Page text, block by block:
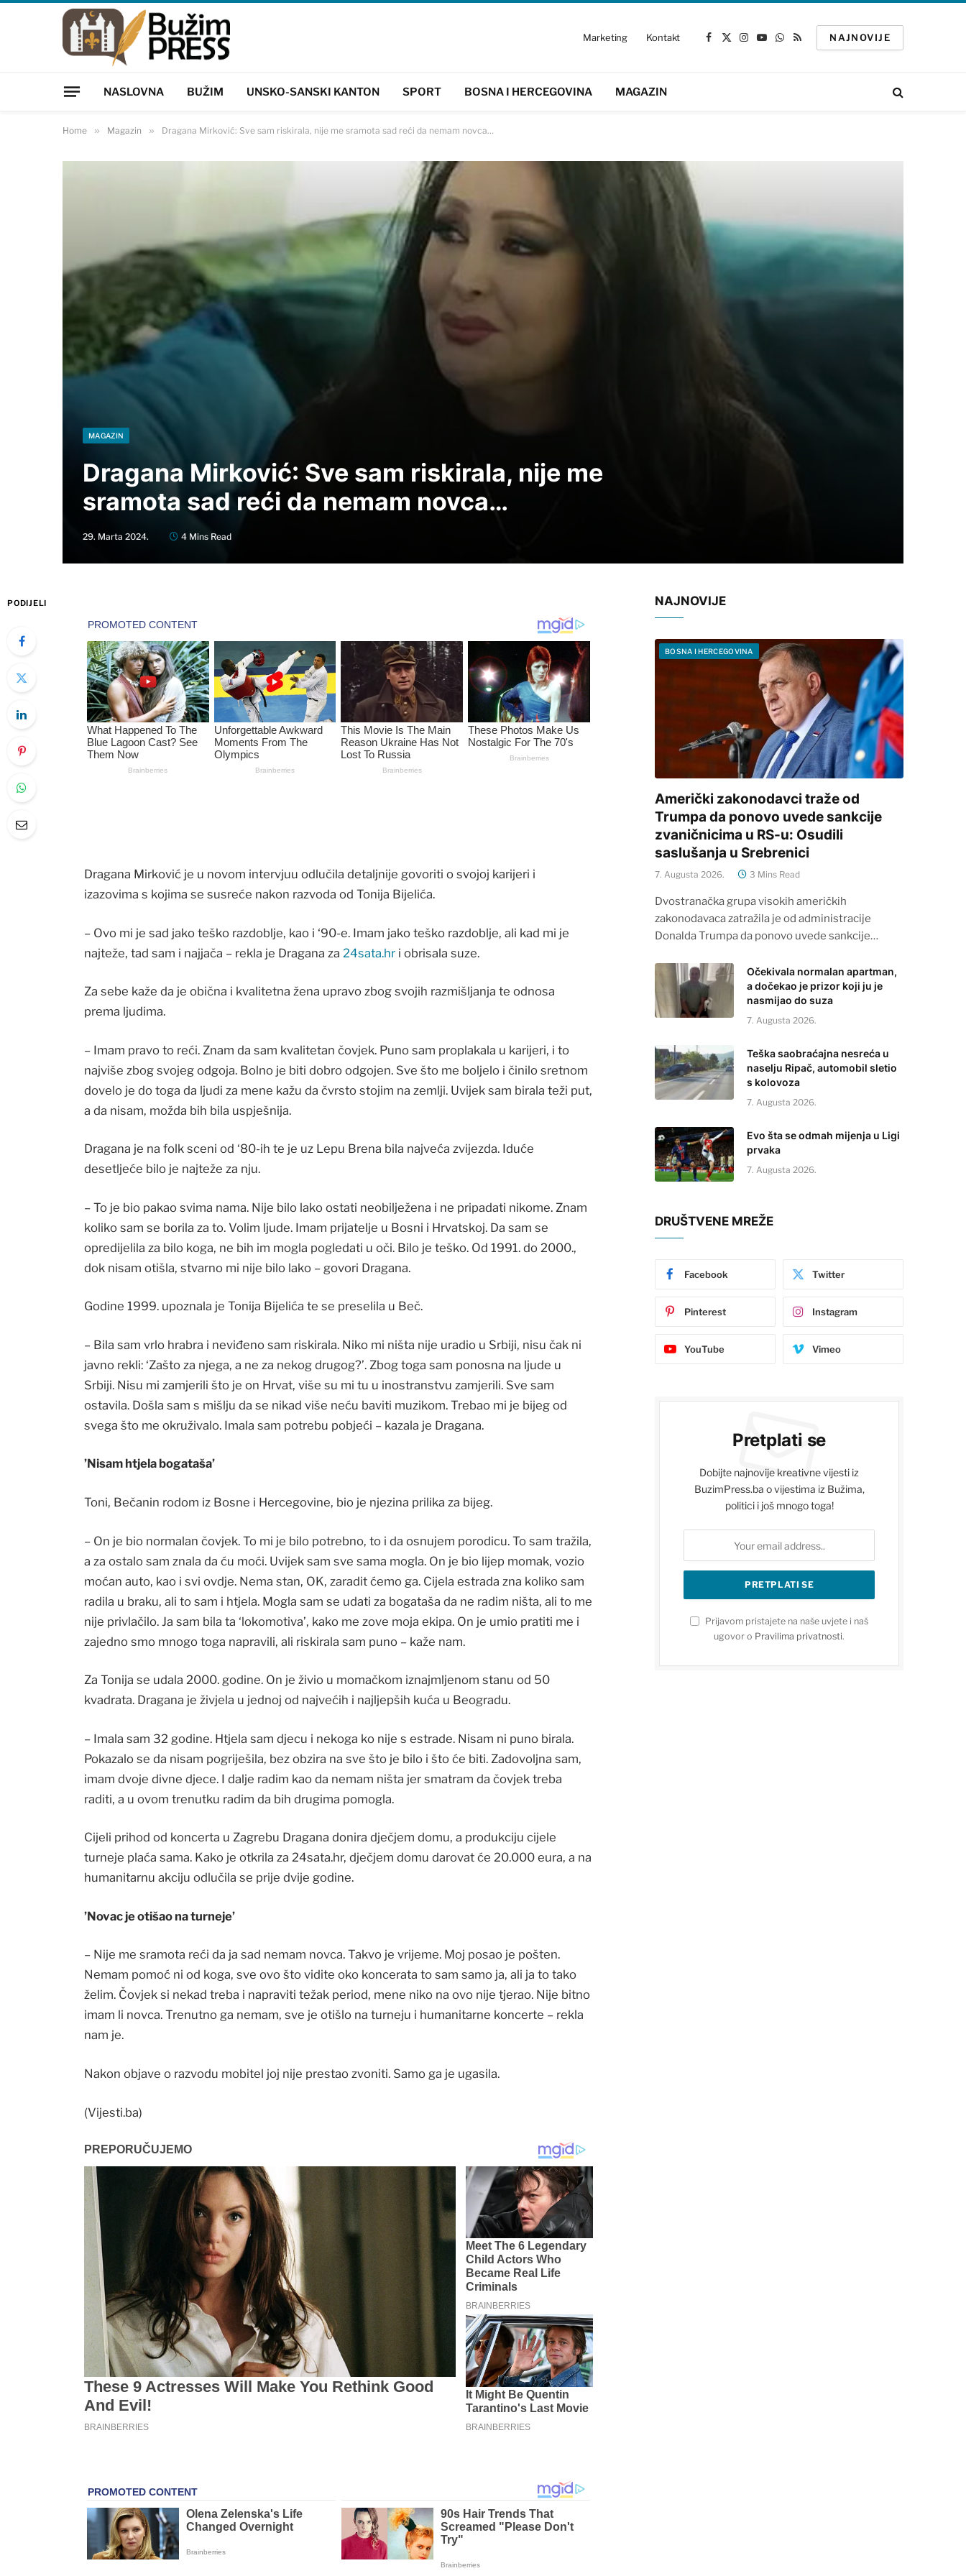
Marketing Kontakt
Facebook
X
Instagram
YouTube
WhatsApp
RSS
NAJNOVIJE
NASLOVNA BUŽIM UNSKO-SANSKI KANTON SPORT BOSNA I HERCEGOVINA MAGAZIN
Home » Magazin » Dragana Mirković: Sve sam riskirala, nije me sramota sad reći da nemam novca…
MAGAZIN
Dragana Mirković: Sve sam riskirala, nije me
sramota sad reći da nemam novca…
29. Marta 2024. 4 Mins Read
PODIJELI
Dragana Mirković je u novom intervjuu odlučila detaljnije govoriti o svojoj karijeri i
izazovima s kojima se susreće nakon razvoda od Tonija Bijelića.
– Ovo mi je sad jako teško razdoblje, kao i ‘90-e. Imam jako teško razdoblje, ali kad mi je
najteže, tad sam i najjača – rekla je Dragana za 24sata.hr i obrisala suze.
Za sebe kaže da je obična i kvalitetna žena upravo zbog svojih razmišljanja te odnosa
prema ljudima.
– Imam pravo to reći. Znam da sam kvalitetan čovjek. Puno sam proplakala u karijeri, i to
najviše zbog svojeg odgoja. Bolno je biti dobro odgojen. Sve što me boljelo i činilo sretnom
dovelo je do toga da ljudi za mene kažu da čvrsto stojim na zemlji. Uvijek sam birala teži put,
a da nisam, možda bih bila uspješnija.
Dragana je na folk sceni od ‘80-ih te je uz Lepu Brena bila najveća zvijezda. Iduće
desetljeće bilo je najteže za nju.
– To je bio pakao svima nama. Nije bilo lako ostati neobilježena i ne pripadati nikome. Znam
koliko sam se borila za to. Volim ljude. Imam prijatelje u Bosni i Hrvatskoj. Da sam se
opredijelila za bilo koga, ne bih im mogla pogledati u oči. Bilo je teško. Od 1991. do 2000.,
dok nisam otišla, stvarno mi nije bilo lako – govori Dragana.
Godine 1999. upoznala je Tonija Bijelića te se preselila u Beč.
– Bila sam vrlo hrabra i neviđeno sam riskirala. Niko mi ništa nije uradio u Srbiji, nisu čak ni
javno rekli: ‘Zašto za njega, a ne za nekog drugog?’. Zbog toga sam ponosna na ljude u
Srbiji. Nisu mi zamjerili što je on Hrvat, više su mi tu u inostranstvu zamjerili. Sve sam
ostavila. Došla sam s mišlju da se nikad više neću baviti muzikom. Trebao mi je bijeg od
svega što me okruživalo. Imala sam potrebu pobjeći – kazala je Dragana.
’Nisam htjela bogataša’
Toni, Bečanin rodom iz Bosne i Hercegovine, bio je njezina prilika za bijeg.
– On je bio normalan čovjek. To mi je bilo potrebno, to i da osnujem porodicu. To sam tražila,
a za ostalo sam znala da ću moći. Uvijek sam sve sama mogla. On je bio lijep momak, vozio
moćan auto, kao i svi ovdje. Nema stan, OK, zaradit ćemo ga. Cijela estrada zna koliko sam
radila u braku, ali to sam i htjela. Mogla sam se udati za bogataša da ne radim ništa, ali to me
nije privlačilo. Ja sam bila ta ‘lokomotiva’, kako me zove moja ekipa. On je umio pratiti me i
zajedno smo mnogo toga napravili, ali riskirala sam puno – kaže nam.
Za Tonija se udala 2000. godine. On je živio u momačkom iznajmljenom stanu od 50
kvadrata. Dragana je živjela u jednoj od najvećih i najljepših kuća u Beogradu.
– Imala sam 32 godine. Htjela sam djecu i nekoga ko nije s estrade. Nisam ni puno birala.
Pokazalo se da nisam pogriješila, bez obzira na sve što je bilo i što će biti. Zadovoljna sam,
imam dvoje divne djece. I dalje radim kao da nemam ništa jer smatram da čovjek treba
raditi, a u ovom trenutku radim da bih drugima pomogla.
Cijeli prihod od koncerta u Zagrebu Dragana donira dječjem domu, a produkciju cijele
turneje plaća sama. Kako je otkrila za 24sata.hr, dječjem domu darovat će 20.000 eura, a na
humanitarnu akciju odlučila se prije dvije godine.
’Novac je otišao na turneje’
– Nije me sramota reći da ja sad nemam novca. Takvo je vrijeme. Moj posao je pošten.
Nemam pomoć ni od koga, sve ovo što vidite oko koncerata to sam samo ja, ali ja to tako
želim. Čovjek si nekad treba i napraviti težak period, mene niko na ovo nije tjerao. Nije bitno
imam li novca. Trenutno ga nemam, sve je otišlo na turneju i humanitarne koncerte – rekla
nam je.
Nakon objave o razvodu mobitel joj nije prestao zvoniti. Samo ga je ugasila.
(Vijesti.ba)
NAJNOVIJE
BOSNA I HERCEGOVINA
Američki zakonodavci traže od
Trumpa da ponovo uvede sankcije
zvaničnicima u RS-u: Osudili
saslušanja u Srebrenici
7. Augusta 2026. 3 Mins Read
Dvostranačka grupa visokih američkih
zakonodavaca zatražila je od administracije
Donalda Trumpa da ponovo uvede sankcije…
Očekivala normalan apartman,
a dočekao je prizor koji ju je
nasmijao do suza
7. Augusta 2026.
Teška saobraćajna nesreća u
naselju Ripač, automobil sletio
s kolovoza
7. Augusta 2026.
Evo šta se odmah mijenja u Ligi
prvaka
7. Augusta 2026.
DRUŠTVENE MREŽE
Facebook Twitter
Pinterest Instagram
YouTube Vimeo
Pretplati se
Dobijte najnovije kreativne vijesti iz
BuzimPress.ba o vijestima iz Bužima,
politici i još mnogo toga!
Prijavom pristajete na naše uvjete i naš
ugovor o Pravilima privatnosti.